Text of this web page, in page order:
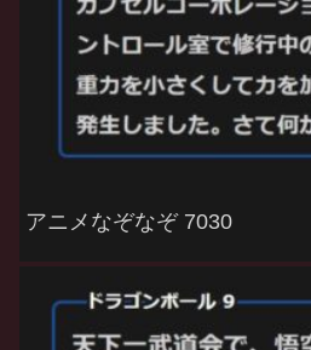
アニメなぞなぞ 7030